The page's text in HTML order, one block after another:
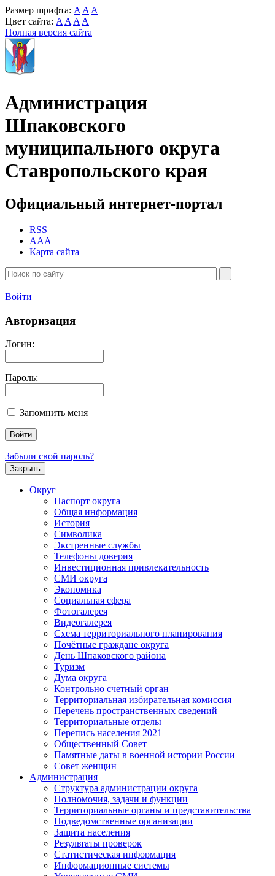
Размер шрифта: A A A
Цвет сайта: A A A A
Полная версия сайта
Администрация
Шпаковского
муниципального округа
Ставропольского края
Официальный интернет-портал
RSS
AAA
Карта сайта
Войти
Авторизация
Логин:
Пароль:
Запомнить меня
Забыли свой пароль?
Закрыть
Округ
Паспорт округа
Общая информация
История
Символика
Экстренные службы
Телефоны доверия
Инвестиционная привлекательность
СМИ округа
Экономика
Социальная сфера
Фотогалерея
Видеогалерея
Схема территориального планирования
Почётные граждане округа
День Шпаковского района
Туризм
Дума округа
Контрольно счетный орган
Территориальная избирательная комиссия
Перечень пространственных сведений
Территориальные отделы
Перепись населения 2021
Общественный Совет
Памятные даты в военной истории России
Совет женщин
Администрация
Структура администрации округа
Полномочия, задачи и функции
Территориальные органы и представительства
Подведомственные организации
Защита населения
Результаты проверок
Статистическая информация
Информационные системы